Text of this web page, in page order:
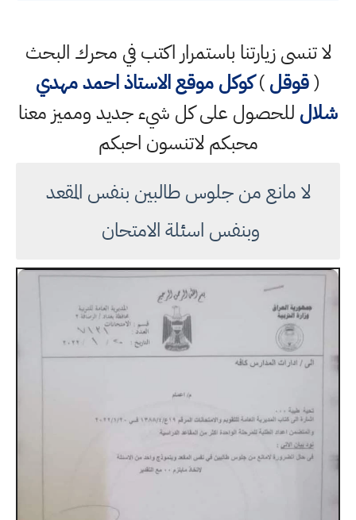
لا تنسى زيارتنا باستمرار اكتب في محرك البحث
(قوقل)كوكلموقع الاستاذ احمد مهدي
شلال للحصول على كل شيء جديد ومميز معنا
محبكم لاتنسون احبكم
لا مانع من جلوس طالبين بنفس المقعد
وبنفس اسئلة الامتحان